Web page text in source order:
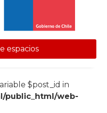
espacios
$post_id in
public_html/web-